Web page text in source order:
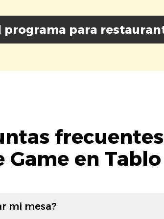
programa para
frecuentes
Game en Tablo
mi mesa?